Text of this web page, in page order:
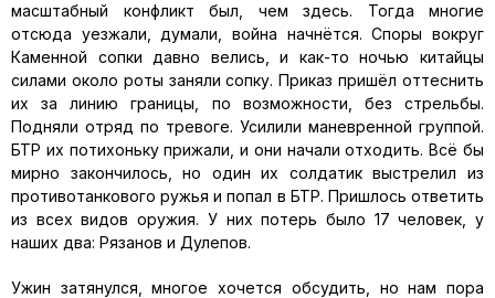
масштабный конфликт был, чем здесь. Тогда многие
отсюда уезжали, думали, война начнётся. Споры вокруг
Каменной сопки давно велись, и как-то ночью китайцы
силами около роты заняли сопку. Приказ пришёл оттеснить
их за линию границы, по возможности, без стрельбы.
Подняли отряд по тревоге. Усилили маневренной группой.
БТР их потихоньку прижали, и они начали отходить. Всё бы
мирно закончилось, но один их солдатик выстрелил из
противотанкового ружья и попал в БТР. Пришлось ответить
из всех видов оружия. У них потерь было 17 человек, у
наших два: Рязанов и Дулепов.
Ужин затянулся, многое хочется обсудить, но нам пора